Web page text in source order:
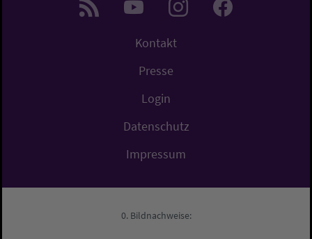
Kontakt
Presse
Login
Datenschutz
Impressum
Bildnachweise: